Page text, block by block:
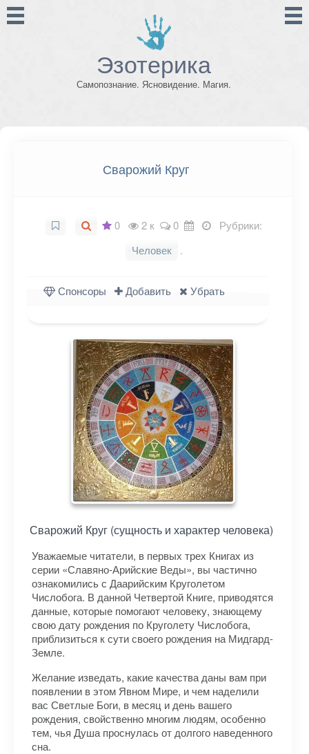
Эзотерика
Самопознание. Ясновидение. Магия.
Сварожий Круг
0 2 к 0
Рубрики:
Человек
.
Спонсоры Добавить Убрать
Сварожий Круг (сущность и характер человека)
Уважаемые читатели, в первых трех Книгах из
серии «Славяно-Арийские Веды», вы частично
ознакомились с Даарийским Круголетом
Числобога. В данной Четвертой Книге, приводятся
данные, которые помогают человеку, знающему
свою дату рождения по Круголету Числобога,
приблизиться к сути своего рождения на Мидгард-
Земле.
Желание изведать, какие качества даны вам при
появлении в этом Явном Мире, и чем наделили
вас Светлые Боги, в месяц и день вашего
рождения, свойственно многим людям, особенно
тем, чья Душа проснулась от долгого наведенного
сна.